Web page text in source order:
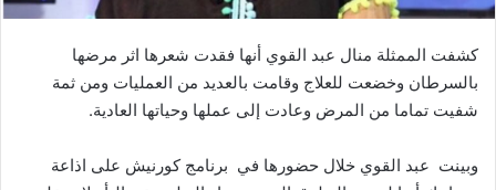
كشفت الممثلة منال عبد القوي أنها فقدت شعرها اثر مرضها
بالسرطان وخضعت للعلاج وقامت بالعديد من العمليات ومن ثمة
شفيت تماما من المرض وعادت إلى عملها وحياتها العادية.
وبينت عبد القوي خلال حضورها في برنامج كورنيش على اذاعة